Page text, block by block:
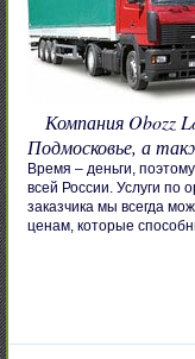
Компания Obozz
Подмосковье, а
Время – деньги,
всей России. Услуги по
заказчика мы всегда
ценам, которые